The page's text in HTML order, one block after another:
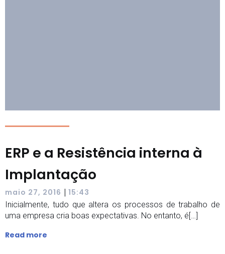
ERP e a Resistência interna à
Implantação
maio 27, 2016 | 15:43
Inicialmente, tudo que altera os processos de trabalho de
uma empresa cria boas expectativas. No entanto, é[…]
Read more